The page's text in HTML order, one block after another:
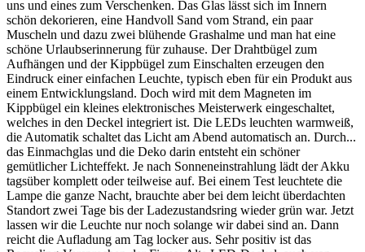
uns und eines zum Verschenken. Das Glas lässt sich im Innern
schön dekorieren, eine Handvoll Sand vom Strand, ein paar
Muscheln und dazu zwei blühende Grashalme und man hat eine
schöne Urlaubserinnerung für zuhause. Der Drahtbügel zum
Aufhängen und der Kippbügel zum Einschalten erzeugen den
Eindruck einer einfachen Leuchte, typisch eben für ein Produkt aus
einem Entwicklungsland. Doch wird mit dem Magneten im
Kippbügel ein kleines elektronisches Meisterwerk eingeschaltet,
welches in den Deckel integriert ist. Die LEDs leuchten warmweiß,
die Automatik schaltet das Licht am Abend automatisch an. Durch...
das Einmachglas und die Deko darin entsteht ein schöner
gemütlicher Lichteffekt. Je nach Sonneneinstrahlung lädt der Akku
tagsüber komplett oder teilweise auf. Bei einem Test leuchtete die
Lampe die ganze Nacht, brauchte aber bei dem leicht überdachten
Standort zwei Tage bis der Ladezustandsring wieder grün war. Jetzt
lassen wir die Leuchte nur noch solange wir dabei sind an. Dann
reicht die Aufladung am Tag locker aus. Sehr positiv ist das